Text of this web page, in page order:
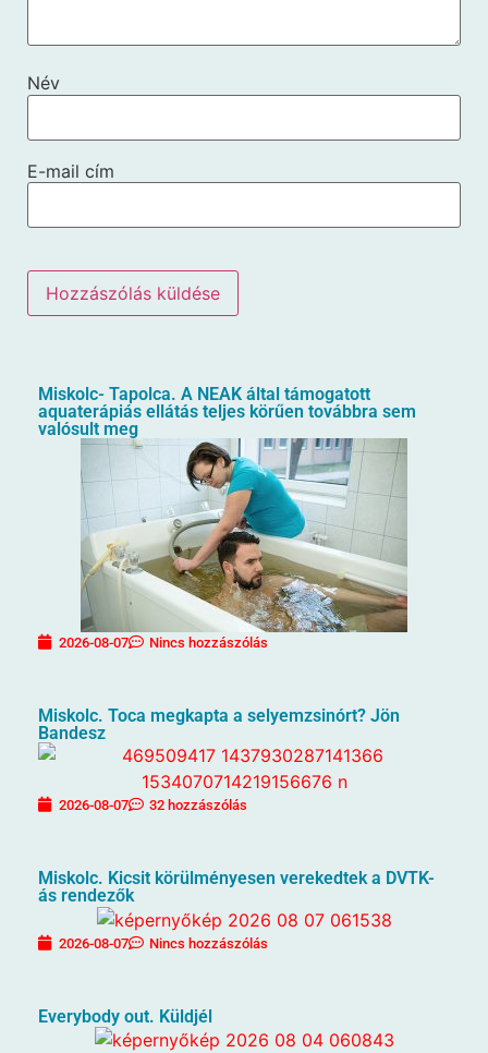
Név
E-mail cím
Miskolc- Tapolca. A NEAK által támogatott
aquaterápiás ellátás teljes körűen továbbra sem
valósult meg
2026-08-07 Nincs hozzászólás
Miskolc. Toca megkapta a selyemzsinórt? Jön
Bandesz
2026-08-07 32 hozzászólás
Miskolc. Kicsit körülményesen verekedtek a DVTK-
ás rendezők
2026-08-07 Nincs hozzászólás
Everybody out. Küldjél